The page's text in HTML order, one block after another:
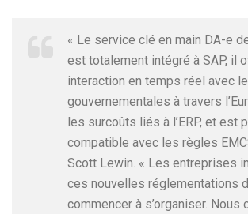
« Le service clé en main DA-e
est totalement intégré à SAP, il
interaction en temps réel avec
gouvernementales à travers
les surcoûts liés à l’ERP, et est
compatible avec les règles
Scott Lewin. « Les entreprises
ces nouvelles réglementations
commencer à s’organiser. Nous